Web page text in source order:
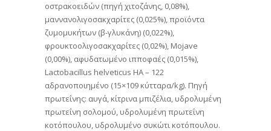
οστρακοειδών (πηγή χιτοζάνης, 0,08%),
μαννανολιγοσακχαρίτες (0,025%), προϊόντα
ζυμομυκήτων (β-γλυκάνη) (0,022%),
φρουκτοολιγοσακχαρίτες (0,02%), Mojave
(0,00%), αφυδατωμένο ιπποφαές (0,015%),
Lactobacillus helveticus HA – 122
αδρανοποιημένο (15×109 κύτταρα/kg). Πηγή
πρωτεΐνης: αυγά, κίτρινα μπιζέλια, υδρολυμένη
πρωτεΐνη σολομού, υδρολυμένη πρωτεΐνη
κοτόπουλου, υδρολυμένο συκώτι κοτόπουλου.